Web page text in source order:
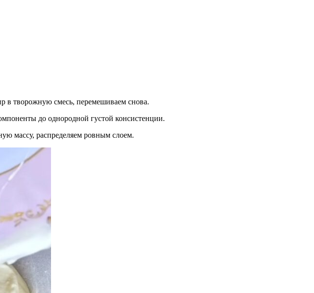
в творожную смесь, перемешиваем снова.
до однородной густой консистенции.
массу, распределяем ровным слоем.